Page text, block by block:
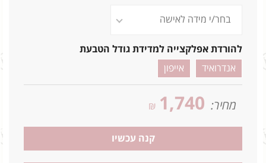
להורדת אפלקצייה למדידת גודל הטבעת
אנדרואיד
אייפון
מחיר: 1,740
₪
קנה עכשיו